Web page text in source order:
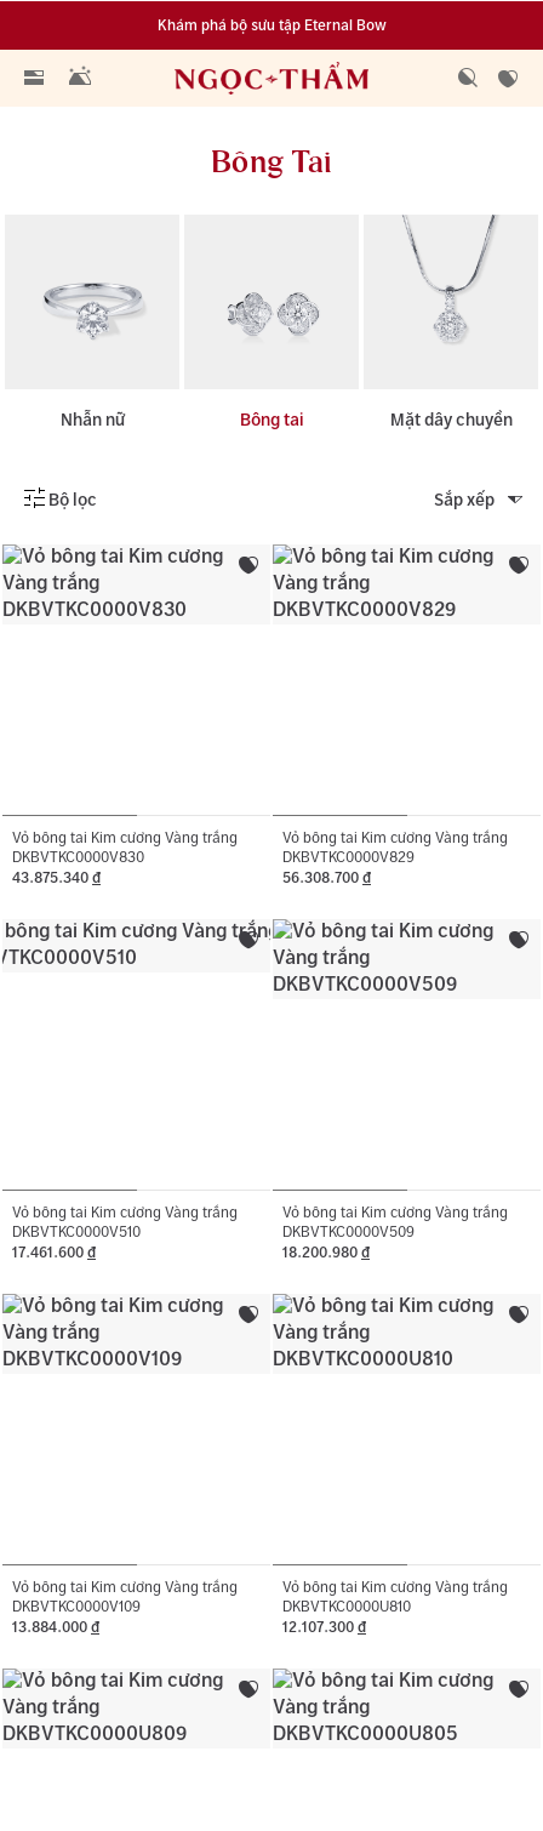
Khám phá bộ sưu tập Eternal Bow
Đa dạng lựa chọn tích luỹ từ 0.1 chỉ vàng 999.9
Bông Tai
Nhẫn nữ Bông tai Mặt dây chuyền
Bộ lọc Sắp xếp
Vỏ bông tai Kim cương Vàng trắng
DKBVTKC0000V830
43.875.340 đ
Vỏ bông tai Kim cương Vàng trắng
DKBVTKC0000V829
56.308.700 đ
Vỏ bông tai Kim cương Vàng trắng
DKBVTKC0000V510
17.461.600 đ
Vỏ bông tai Kim cương Vàng trắng
DKBVTKC0000V509
18.200.980 đ
Vỏ bông tai Kim cương Vàng trắng
DKBVTKC0000V109
13.884.000 đ
Vỏ bông tai Kim cương Vàng trắng
DKBVTKC0000U810
12.107.300 đ